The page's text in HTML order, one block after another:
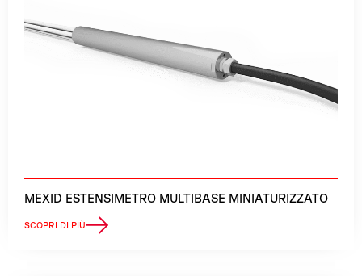
MEXID ESTENSIMETRO MULTIBASE MINIATURIZZATO
SCOPRI DI PIÙ